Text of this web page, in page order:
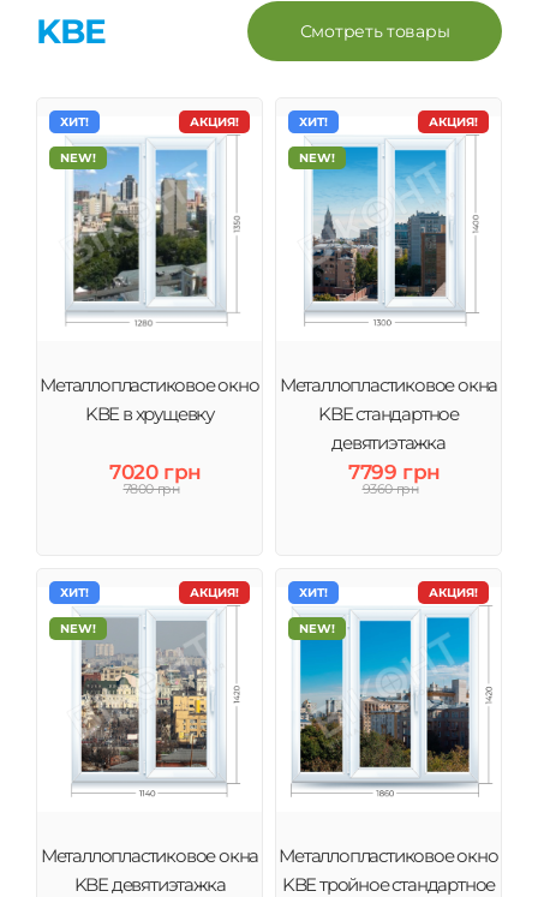
KBE Смотреть товары
АКЦИЯ!
ХИТ!
NEW!
Металлопластиковое окно
KBE в хрущевку
7020 грн
7800 грн
АКЦИЯ!
ХИТ!
NEW!
Металлопластиковое окна
KBE стандартное
девятиэтажка
7799 грн
9360 грн
АКЦИЯ!
ХИТ!
NEW!
Металлопластиковое окна
KBE девятиэтажка
АКЦИЯ!
ХИТ!
NEW!
Металлопластиковое окно
KBE тройное стандартное